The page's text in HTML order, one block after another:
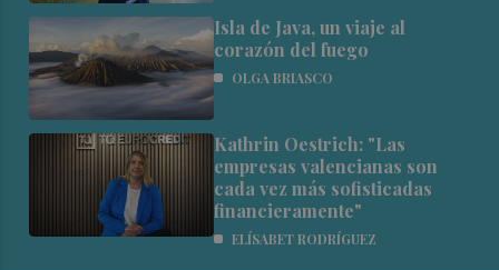
Isla de Java, un viaje al
corazón del fuego
OLGA BRIASCO
Kathrin Oestrich: "Las
empresas valencianas son
cada vez más sofisticadas
financieramente"
ELÍSABET RODRÍGUEZ